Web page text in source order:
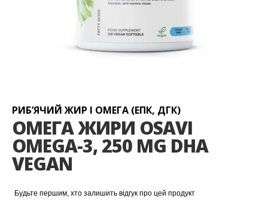
галереї
зображень
РИБ’ЯЧИЙ ЖИР І ОМЕГА (ЕПК, ДГК)
ОМЕГА ЖИРИ OSAVI
OMEGA-3, 250 MG DHA
VEGAN
Будьте першим, хто залишить відгук про цей продукт